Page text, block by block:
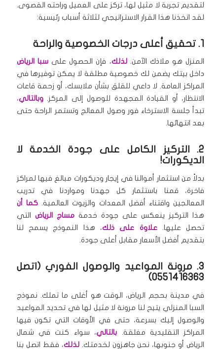
لتقديم تجربة لا مثيل لها، تركز على العميل وراحته القصوى.
لقد اتخذنا هذا القرار الاستراتيجي لثلاثة أسباب رئيسية:
1. تحقيق أعلى درجات الخصوصية والراحة
المنزل هو ملاذك الآمن.لذلك، فإن الحصول علىسبا الرياض
داخل بيتك يضمن لك خصوصية مطلقة لا يمكن توفيرها في
المراكز العامة. لا داعي للقلق بشأن ملابسك، أو زحمة قاعات
الانتظار، أو القيادة المجهدة للوصول إلى المركز.وبالتالي،
تبدأ جلسة الاسترخاء فور وصول المعالج وتستمر الراحة حتى
بعد انتهائها.
2. التركيز الكامل على جودة الخدمة لا
الديكورات!
بدلاً من استثمار أموالنا في إيجار وديكورات مبالغ فيها لمراكز
فاخرة، قمنا باستثمار كل جهدنا ومواردنا في تدريب
المعالجين واقتناء أفضل المعدات والزيوت العالمية.كما أن
هذا التركيز ينعكس على جودة خدمةمساج الرياض التي
تحصل عليها.علاوة على ذلك، هذا النموذج يسمح لنا
بتقديم أفضل الأسعار مقابل أعلى جودة.
3. مرونة المواعيد والوصول الفوري (اتصل
0551416363)
في مدينة بحجم الرياض، الوقت هو أغلى ما تملك. نموذج
السبا المنزلي يتيح لنا مرونة لا مثيل لها في تحديد المواعيد
والوصول إليك بسرعة، حتى في الأوقات التي تكون فيها
المراكز التقليدية مغلقة. بالتالي، سواء كنت في شمال
الرياض أو جنوبها، نحن جاهزون لخدمتك.لذلك، فقط اتصل بنا